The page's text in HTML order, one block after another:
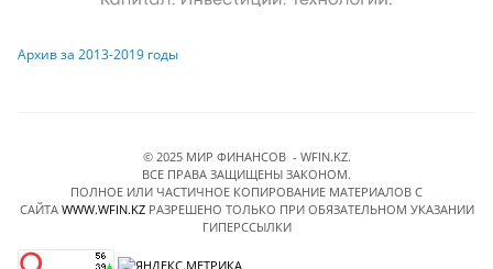
Архив за 2013-2019 годы
© 2025 МИР ФИНАНСОВ - WFIN.KZ.
ВСЕ ПРАВА ЗАЩИЩЕНЫ ЗАКОНОМ.
ПОЛНОЕ ИЛИ ЧАСТИЧНОЕ КОПИРОВАНИЕ МАТЕРИАЛОВ C
САЙТА WWW.WFIN.KZРАЗРЕШЕНО ТОЛЬКО ПРИ ОБЯЗАТЕЛЬНОМ УКАЗАНИИ
ГИПЕРССЫЛКИ